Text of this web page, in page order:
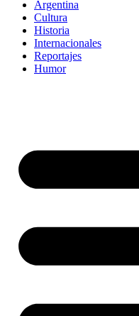
Argentina
Cultura
Historia
Internacionales
Reportajes
Humor